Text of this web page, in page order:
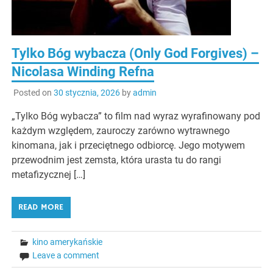
Tylko Bóg wybacza (Only God Forgives) –
Nicolasa Winding Refna
Posted on 30 stycznia, 2026byadmin
„Tylko Bóg wybacza” to film nad wyraz wyrafinowany pod
każdym względem, zauroczy zarówno wytrawnego
kinomana, jak i przeciętnego odbiorcę. Jego motywem
przewodnim jest zemsta, która urasta tu do rangi
metafizycznej […]
READ MORE
kino amerykańskie
Leave a comment